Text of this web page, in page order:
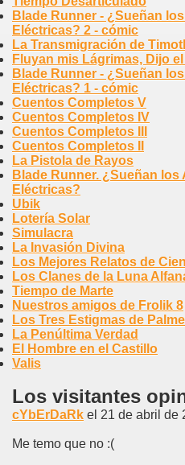
Blade Runner - ¿Sueñan
Eléctricas? 2 - cómic
La Transmigración de
Fluyan mis Lágrimas, Dijo
Blade Runner - ¿Sueñan
Eléctricas? 1 - cómic
Cuentos Completos V
Cuentos Completos IV
Cuentos Completos III
Cuentos Completos II
La Pistola de Rayos
Blade Runner. ¿Sueñan
Eléctricas?
Ubik
Lotería Solar
Simulacra
La Invasión Divina
Los Mejores Relatos de
Los Clanes de la Luna
Tiempo de Marte
Nuestros amigos de Frolik 8
Los Tres Estigmas de
La Penúltima Verdad
El Hombre en el Castillo
Valis
Los visitantes
cYbErDaRk el 21 de abril de
Me temo que no :(